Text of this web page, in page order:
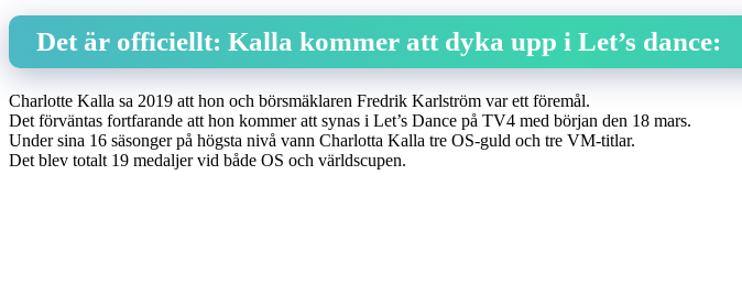
Det är officiellt: Kalla kommer att dyka upp i Let’s dance:
Charlotte Kalla sa 2019 att hon och börsmäklaren Fredrik Karlström var ett föremål.
Det förväntas fortfarande att hon kommer att synas i Let’s Dance på TV4 med början den 18 mars.
Under sina 16 säsonger på högsta nivå vann Charlotta Kalla tre OS-guld och tre VM-titlar.
Det blev totalt 19 medaljer vid både OS och världscupen.